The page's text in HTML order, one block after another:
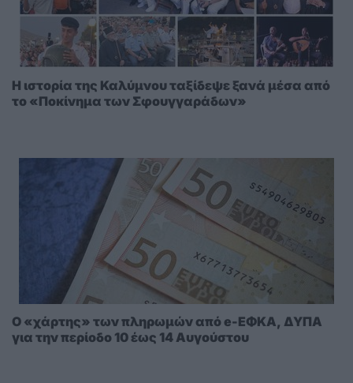
Η ιστορία της Καλύμνου ταξίδεψε ξανά μέσα από
το «Ποκίνημα των Σφουγγαράδων»
Ο «χάρτης» των πληρωμών από e-ΕΦΚΑ, ΔΥΠΑ
για την περίοδο 10 έως 14 Αυγούστου